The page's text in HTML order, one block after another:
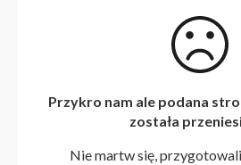
Przykro nam ale podana
została
Nie martw się,